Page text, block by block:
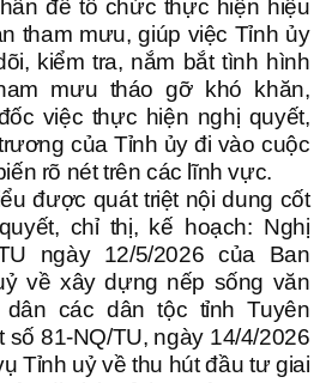
để tổ chức thực hiện hiệu
tham mưu, giúp việc Tỉnh ủy
kiểm tra, nắm bắt tình hình
mưu tháo gỡ khó khăn,
việc thực hiện nghị quyết,
của Tỉnh ủy đi vào cuộc
rõ nét trên các lĩnh vực.
được quát triệt nội dung cốt
chỉ thị, kế hoạch: Nghị
ngày 12/5/2026 của Ban
về xây dựng nếp sống văn
dân các dân tộc tỉnh Tuyên
số 81-NQ/TU, ngày 14/4/2026
Tỉnh uỷ về thu hút đầu tư giai